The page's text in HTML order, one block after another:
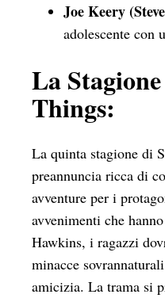
Joe Keery
adolescente con
La
Things:
La quinta stagione di
preannuncia ricca di
avventure per i
avvenimenti che
Hawkins, i ragazzi
minacce
amicizia. La trama si